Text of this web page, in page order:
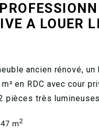
A LOUER
ancien rénové,
en RDC avec cour
pièces très
m2